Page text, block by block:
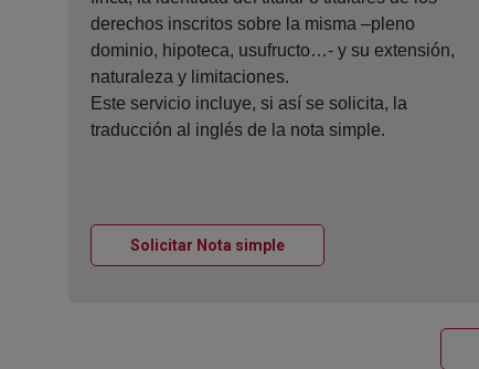
derechos inscritos sobre la misma –pleno
dominio, hipoteca, usufructo…- y su extensión,
naturaleza y limitaciones.
Este servicio incluye, si así se solicita, la
traducción al inglés de la nota simple.
Solicitar Nota simpleVentana nueva